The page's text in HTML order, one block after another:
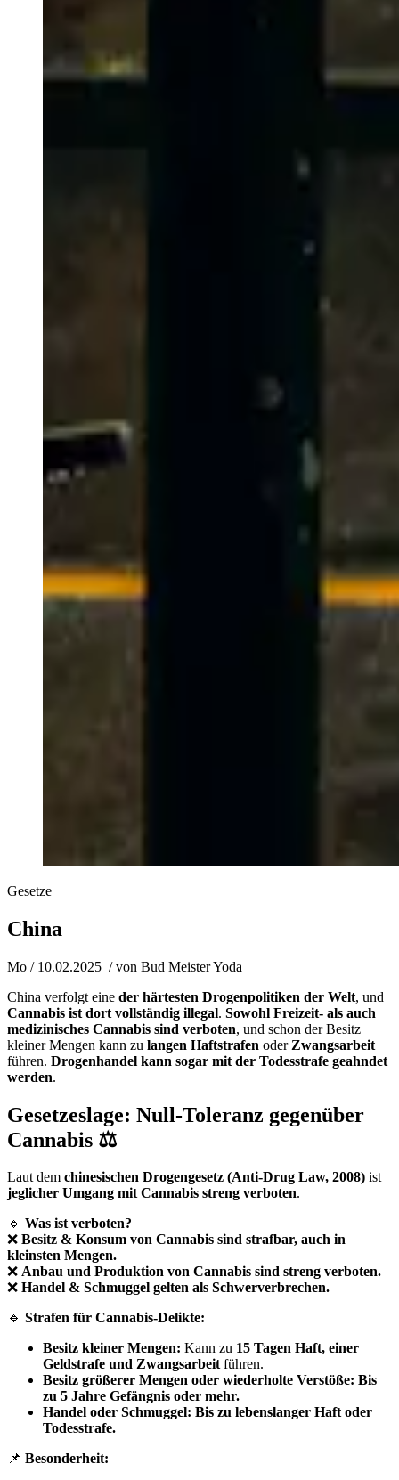
Gesetze
China
Mo / 10.02.2025 / von Bud Meister Yoda
China verfolgt eine der härtesten Drogenpolitiken der Welt, und
Cannabis ist dort vollständig illegal. Sowohl Freizeit- als auch
medizinisches Cannabis sind verboten, und schon der Besitz
kleiner Mengen kann zu langen Haftstrafen oder Zwangsarbeit
führen. Drogenhandel kann sogar mit der Todesstrafe geahndet
werden.
Gesetzeslage: Null-Toleranz gegenüber
Cannabis ⚖️
Laut dem chinesischen Drogengesetz (Anti-Drug Law, 2008) ist
jeglicher Umgang mit Cannabis streng verboten.
🔹 Was ist verboten?
❌ Besitz & Konsum von Cannabis sind strafbar, auch in
kleinsten Mengen.
❌ Anbau und Produktion von Cannabis sind streng verboten.
❌ Handel & Schmuggel gelten als Schwerverbrechen.
🔹 Strafen für Cannabis-Delikte:
Besitz kleiner Mengen: Kann zu 15 Tagen Haft, einer
Geldstrafe und Zwangsarbeitführen.
Besitz größerer Mengen oder wiederholte Verstöße: Bis
zu 5 Jahre Gefängnis oder mehr.
Handel oder Schmuggel: Bis zu lebenslanger Haft oder
Todesstrafe.
📌 Besonderheit: